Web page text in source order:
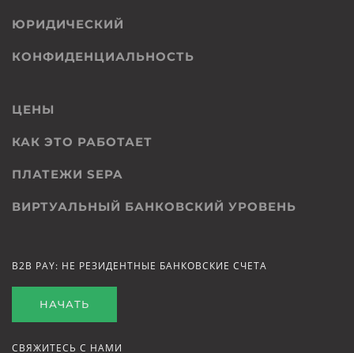
ЮРИДИЧЕСКИЙ
КОНФИДЕНЦИАЛЬНОСТЬ
ЦЕНЫ
КАК ЭТО РАБОТАЕТ
ПЛАТЕЖИ SEPA
ВИРТУАЛЬНЫЙ БАНКОВСКИЙ УРОВЕНЬ
B2B PAY: НЕ РЕЗИДЕНТНЫЕ БАНКОВСКИЕ СЧЕТА
НАЧАТЬ
СВЯЖИТЕСЬ С НАМИ